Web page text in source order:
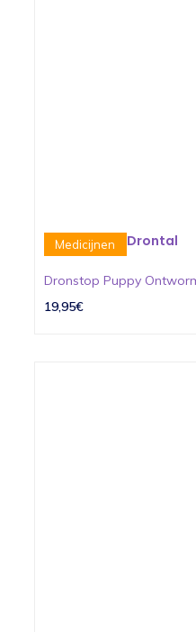
Medicijnen Drontal
Dronstop Puppy
19,95€